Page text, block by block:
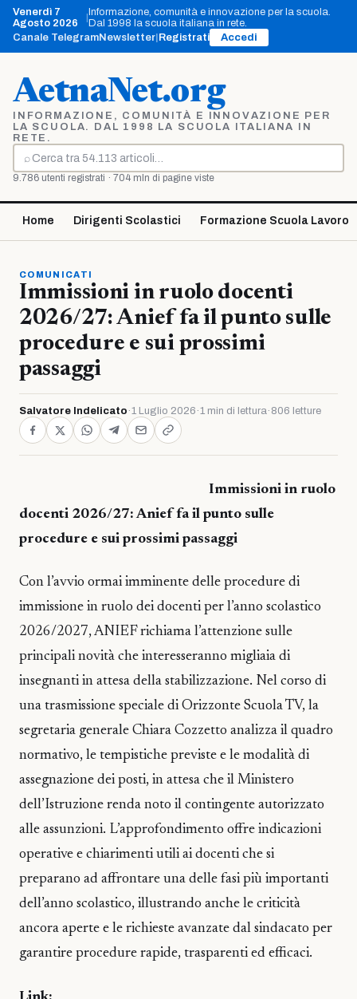
Vai
contenuto
Venerdì 7
Agosto 2026
Informazione, comunità e innovazione per la scuola.
Dal 1998 la scuola italiana in rete.
Canale TelegramNewsletter Registrati Accedi
AetnaNet.org
INFORMAZIONE, COMUNITÀ E INNOVAZIONE PER
LA SCUOLA. DAL 1998 LA SCUOLA ITALIANA IN
RETE.
⌕
Cerca
9.786 utenti registrati · 704 mln di pagine viste
Home Dirigenti Scolastici Formazione Scuola Lavoro
COMUNICATI
Immissioni in ruolo docenti
2026/27: Anief fa il punto sulle
procedure e sui prossimi
passaggi
Salvatore Indelicato ·1 Luglio 2026 ·1 min di lettura· 806 letture
Immissioni in ruolo
docenti 2026/27: Anief fa il punto sulle
procedure e sui prossimi passaggi
Con l’avvio ormai imminente delle procedure di
immissione in ruolo dei docenti per l’anno scolastico
2026/2027, ANIEF richiama l’attenzione sulle
principali novità che interesseranno migliaia di
insegnanti in attesa della stabilizzazione. Nel corso di
una trasmissione speciale di Orizzonte Scuola TV, la
segretaria generale Chiara Cozzetto analizza il quadro
normativo, le tempistiche previste e le modalità di
assegnazione dei posti, in attesa che il Ministero
dell’Istruzione renda noto il contingente autorizzato
alle assunzioni. L’approfondimento offre indicazioni
operative e chiarimenti utili ai docenti che si
preparano ad affrontare una delle fasi più importanti
dell’anno scolastico, illustrando anche le criticità
ancora aperte e le richieste avanzate dal sindacato per
garantire procedure rapide, trasparenti ed efficaci.